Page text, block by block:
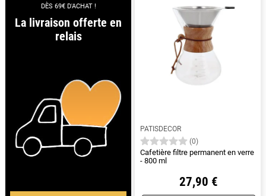
DÈS 69€ D'ACHAT !
La livraison offerte en
relais
PATISDECOR
(0)
Cafetière filtre permanent en verre
- 800 ml
27,90 €